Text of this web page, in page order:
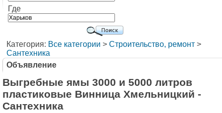
Где
Категория: Все категории > Строительство, ремонт >
Сантехника
Объявление
Выгребные ямы 3000 и 5000 литров
пластиковые Винница Хмельницкий -
Сантехника